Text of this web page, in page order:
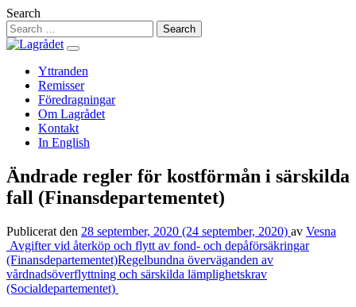
Hoppa
till
innehåll
Search
Yttranden
Remisser
Föredragningar
Om Lagrådet
Kontakt
In English
Ändrade regler för kostförmån i särskilda
fall (Finansdepartementet)
Publicerat den 28 september, 2020 (24 september, 2020) av Vesna
Inläggsnavigering
Avgifter vid återköp och flytt av fond- och depåförsäkringar
(Finansdepartementet)Regelbundna överväganden av
vårdnadsöverflyttning och särskilda lämplighetskrav
(Socialdepartementet)